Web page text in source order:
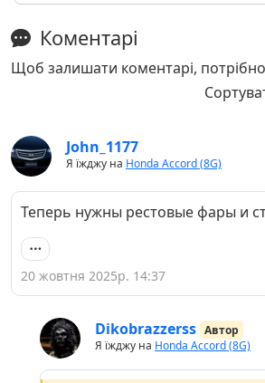
Коментарі
Щоб залишати коментарі, потрібно
John_1177
Я їжджу на Honda Accord (8G)
Теперь нужны рестовые фары и
20 жовтня 2025р. 14:37
Dikobrazzerss Автор
Я їжджу на Honda Accord (8G)